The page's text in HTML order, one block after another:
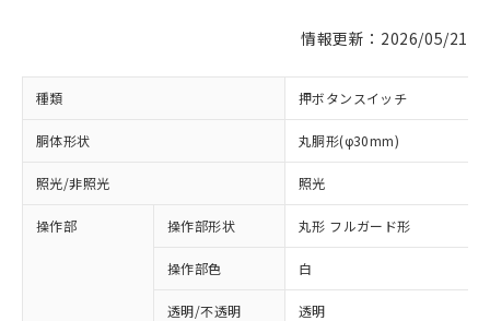
情報更新：2026/05/21
種類 押ボタンスイッチ
胴体形状 丸胴形(φ30mm)
照光/非照光 照光
操作部 操作部形状 丸形 フルガード形
操作部色 白
透明/不透明 透明